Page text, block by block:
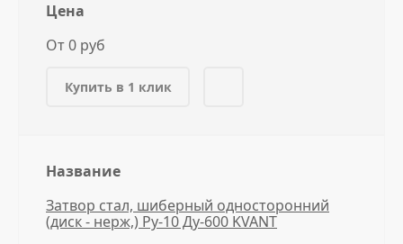
Цена
От 0 руб
Купить в 1 клик
Название
Затвор стал, шиберный односторонний
(диск - нерж,) Ру-10 Ду-600 KVANT